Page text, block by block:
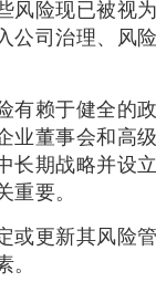
风险现已被视
公司治理、风
有赖于健全的
业董事会和高
长期战略并设
重要。
或更新其风险
。